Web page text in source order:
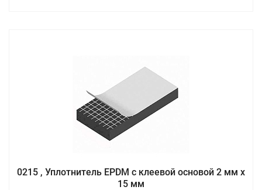
0215 , Уплотнитель EPDM с клеевой основой 2 мм х
15 мм